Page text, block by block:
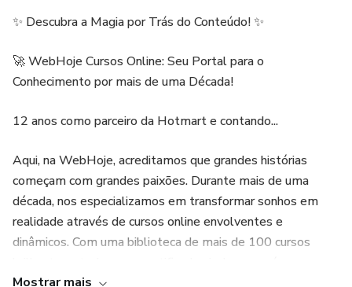
✨ Descubra a Magia por Trás do Conteúdo! ✨
🚀 WebHoje Cursos Online: Seu Portal para o
Conhecimento por mais de uma Década!
12 anos como parceiro da Hotmart e contando...
Aqui, na WebHoje, acreditamos que grandes histórias
começam com grandes paixões. Durante mais de uma
década, nos especializamos em transformar sonhos em
realidade através de cursos online envolventes e
dinâmicos. Com uma biblioteca de mais de 100 cursos
ponte dourada entre você e seu próximo nível!
Mostrar mais